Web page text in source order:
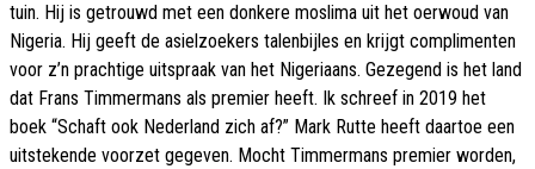
tuin. Hij is getrouwd met een donkere moslima uit het oerwoud van
Nigeria. Hij geeft de asielzoekers talenbijles en krijgt complimenten
voor z’n prachtige uitspraak van het Nigeriaans. Gezegend is het land
dat Frans Timmermans als premier heeft. Ik schreef in 2019 het
boek “Schaft ook Nederland zich af?” Mark Rutte heeft daartoe een
uitstekende voorzet gegeven. Mocht Timmermans premier worden,